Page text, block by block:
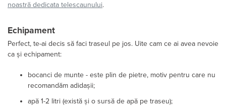
noastră dedicata telescaunului.
Echipament
Perfect, te-ai decis să faci traseul pe jos. Uite cam ce ai avea nevoie
ca și echipament:
bocanci de munte - este plin de pietre, motiv pentru care nu
recomandăm adidașii;
apă 1-2 litri (există și o sursă de apă pe traseu);